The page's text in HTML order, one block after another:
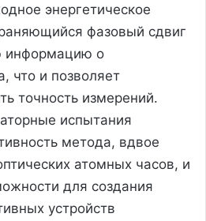
энергетическое
фазовый сдвиг
информацию о
что и позволяет
точность измерений.
испытания
метода, вдвое
атомных часов, и
для создания
устройств